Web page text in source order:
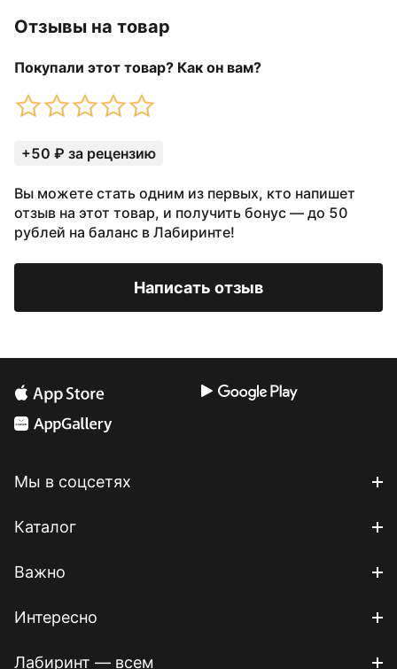
Отзывы на товар
Покупали этот товар? Как он вам?
+50 ₽ за рецензию
Вы можете стать одним из первых, кто напишет
отзыв на этот товар, и получить бонус — до 50
рублей на баланс в Лабиринте!
Написать отзыв
Мы в соцсетях
Каталог
Важно
Интересно
Лабиринт — всем